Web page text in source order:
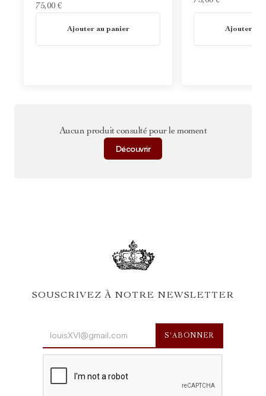
75,00 €
Ajouter au panier Ajouter au
Aucun produit consulté pour le moment
Découvrir
SOUSCRIVEZ À NOTRE NEWSLETTER